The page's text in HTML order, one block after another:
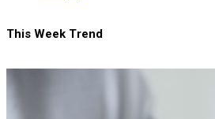
This Week Trend